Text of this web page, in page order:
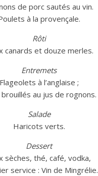
de porc sautés au vin.
à la provençale.
Rôti
canards et douze merles.
Entremets
Flageolets à l’anglaise ;
au jus de rognons.
Salade
Haricots verts.
Dessert
sèches, thé, café, vodka,
service : Vin de Mingrélie.